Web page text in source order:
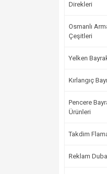
Direkleri
Osmanlı
Çeşitleri
Yelken
Kırlangıç
Pencere
Ürünleri
Takdim
Reklam